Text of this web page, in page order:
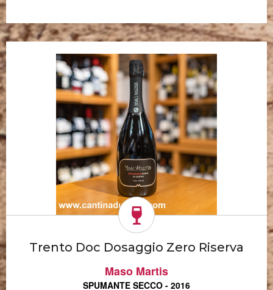
Trento Doc Dosaggio Zero Riserva
Maso Martis
SPUMANTE SECCO - 2016